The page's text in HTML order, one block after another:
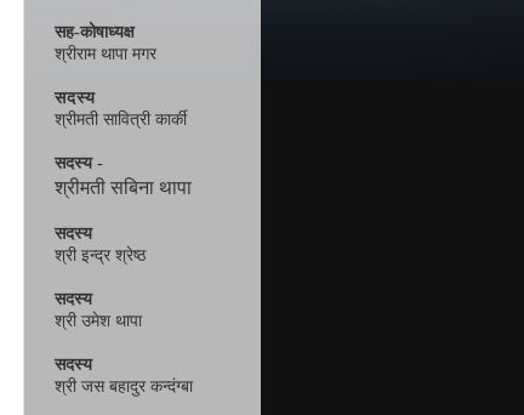
सह-कोषाध्यक्ष
श्रीराम थापा मगर
सदस्य
श्रीमती सावित्री कार्की
सदस्य -
श्रीमती सबिना थापा
सदस्य
श्री इन्द्र श्रेष्ठ
सदस्य
श्री उमेश थापा
सदस्य
श्री जस बहादुर कन्दंग्बा